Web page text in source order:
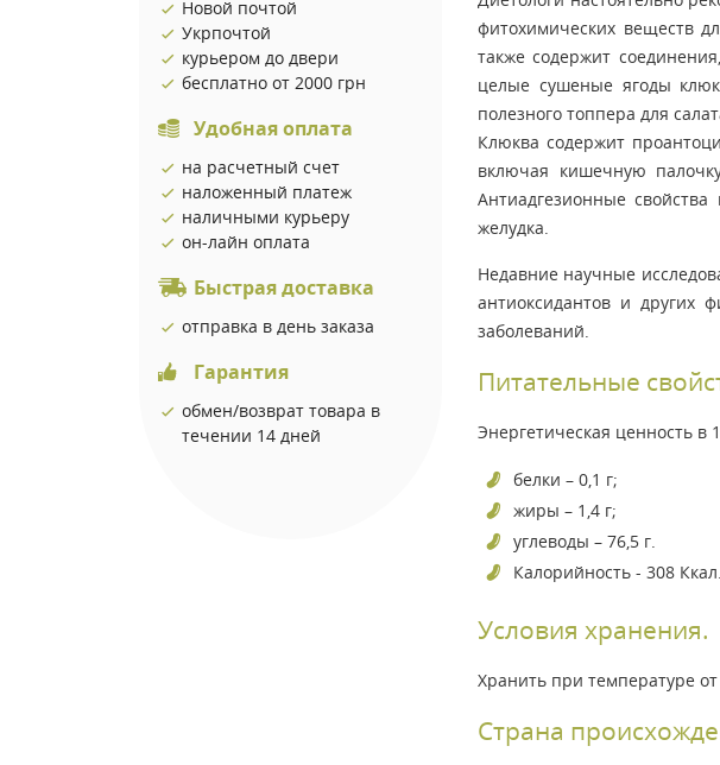
Новой почтой
Укрпочтой
курьером до двери
бесплатно от 2000 грн
Удобная оплата
на расчетный счет
наложенный платеж
наличными курьеру
он-лайн оплата
Быстрая доставка
отправка в день заказа
Гарантия
обмен/возврат товара в
течении 14 дней
фитохимических веществ
также содержит
целые сушеные ягоды
полезного топпера для
Клюква содержит
включая кишечную
Антиадгезионные
желудка.
Недавние научные
антиоксидантов и других
заболеваний.
Питательные
Энергетическая ценность в
белки – 0,1 г;
жиры – 1,4 г;
углеводы – 76,5 г.
Калорийность - 308 Ккал.
Условия хранения.
Хранить при температуре
Страна